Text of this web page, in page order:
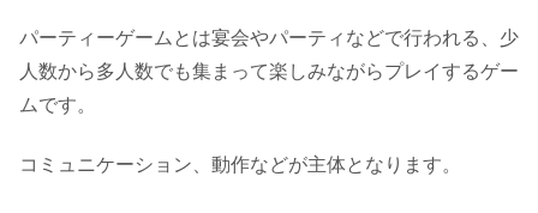
パーティーゲームとは宴会やパーティなどで行われる、少
人数から多人数でも集まって楽しみながらプレイするゲー
ムです。
コミュニケーション、動作などが主体となります。